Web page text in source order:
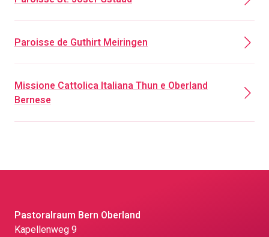
Paroisse de Guthirt Meiringen
Missione Cattolica Italiana Thun e Oberland
Bernese
Pastoralraum Bern Oberland
Kapellenweg 9